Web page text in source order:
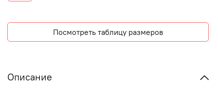
Посмотреть таблицу размеров
Описание